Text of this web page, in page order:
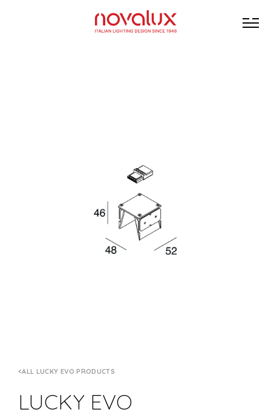
ALL LUCKY EVO PRODUCTS
LUCKY EVO